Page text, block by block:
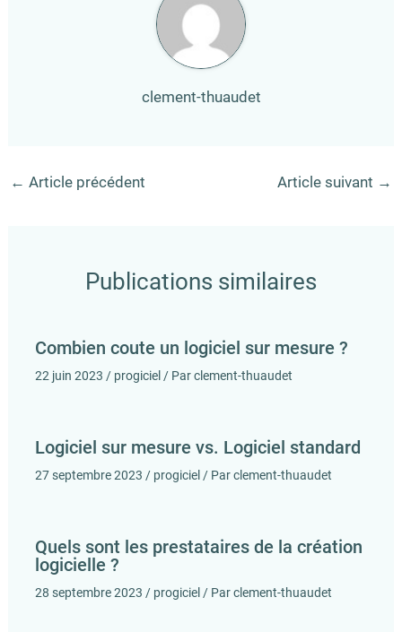
clement-thuaudet
← Article précédent Article suivant →
Publications similaires
Combien coute un logiciel sur mesure ?
22 juin 2023 / progiciel / Parclement-thuaudet
Logiciel sur mesure vs. Logiciel standard
27 septembre 2023 / progiciel / Parclement-thuaudet
Quels sont les prestataires de la création
logicielle ?
28 septembre 2023 / progiciel / Parclement-thuaudet